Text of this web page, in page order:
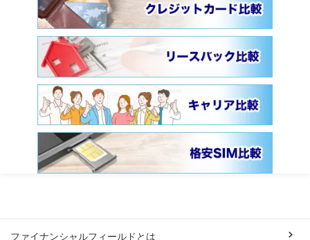
ファイナンシャルフィールドとは